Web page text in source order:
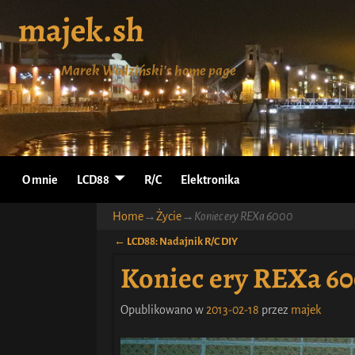
majek.sh
Marek Wodziński's home page
O mnie LCD88 R/C Elektronika
Home→Życie→ Koniec ery REXa 6000
← LCD88: Nadajnik R/C DIY
Koniec ery REXa
Opublikowano w2013-02-18 przez majek